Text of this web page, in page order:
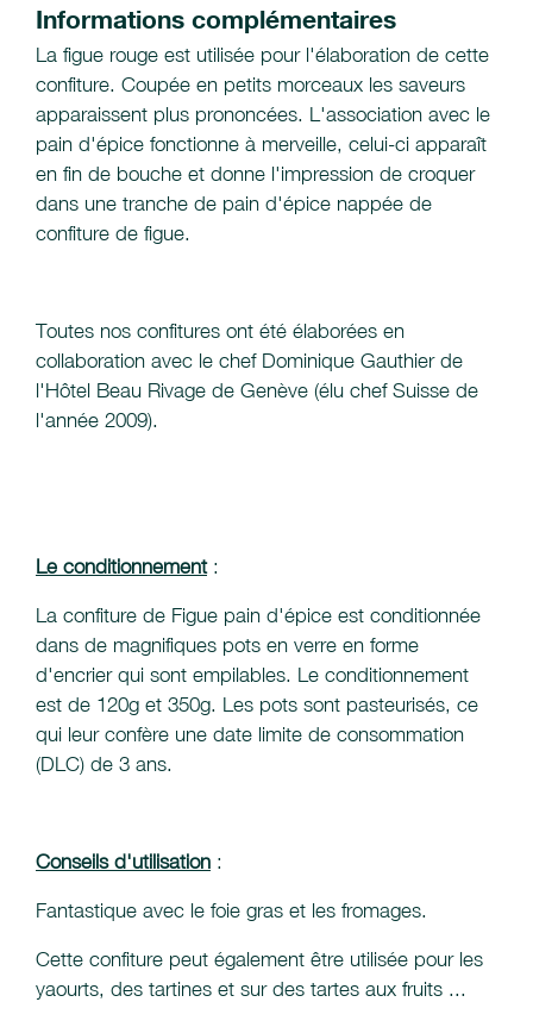
Informations complémentaires
La figue rouge est utilisée pour l'élaboration de cette
confiture. Coupée en petits morceaux les saveurs
apparaissent plus prononcées. L'association avec le
pain d'épice fonctionne à merveille, celui-ci apparaît
en fin de bouche et donne l'impression de croquer
dans une tranche de pain d'épice nappée de
confiture de figue.
Toutes nos confitures ont été élaborées en
collaboration avec le chef Dominique Gauthier de
l'Hôtel Beau Rivage de Genève (élu chef Suisse de
l'année 2009).
Le conditionnement:
La confiture de Figue pain d'épice est conditionnée
dans de magnifiques pots en verre en forme
d'encrier qui sont empilables. Le conditionnement
est de 120g et 350g. Les pots sont pasteurisés, ce
qui leur confère une date limite de consommation
(DLC) de 3 ans.
Conseils d'utilisation :
Fantastique avec le foie gras et les fromages.
Cette confiture peut également être utilisée pour les
yaourts, des tartines et sur des tartes aux fruits ...